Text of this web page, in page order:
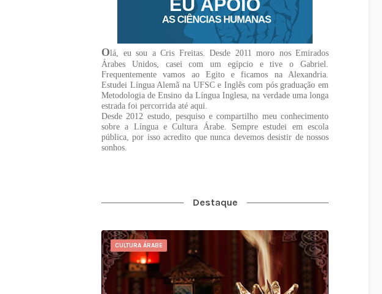
Olá, eu sou a Cris Freitas. Desde 2011 moro nos Emirados
Árabes Unidos, casei com um egípcio e tive o Gabriel.
Frequentemente vamos ao Egito e ficamos na Alexandria.
Estudei Língua Alemã na UFSC e Inglês com pós graduação em
Metodologia de Ensino da Língua Inglesa, na verdade uma longa
estrada foi percorrida até aqui.
Desde 2012 estudo, pesquiso e compartilho meu conhecimento
sobre a Língua e Cultura Árabe. Sempre estudei em escola
pública, por isso acredito que nunca devemos desistir de nossos
sonhos.
Destaque
CULTURA ÁRABE